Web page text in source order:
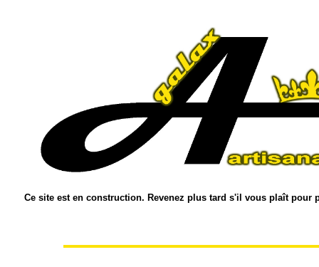
Ce site est en construction. Revenez plus tard s'il vous plaît